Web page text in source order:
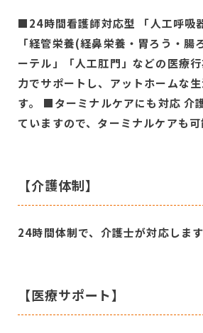
■24時間看護師対応型 「人工呼吸
「経管栄養(経鼻栄養・胃ろう・腸
ーテル」「人工肛門」などの医療
力でサポートし、アットホームな
す。 ■ターミナルケアにも対応 介
ていますので、ターミナルケアも可
【介護体制】
24時間体制で、介護士が対応します
【医療サポート】